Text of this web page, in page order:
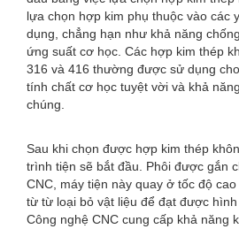
lựa chọn hợp kim phụ thuộc vào các
dụng, chẳng hạn như khả năng
ứng suất cơ học. Các hợp kim thép
316 và 416 thường được sử dụng
tính chất cơ học tuyệt vời và khả
chúng.
Sau khi chọn được hợp kim thép
trình tiện sẽ bắt đầu. Phôi được gắn
CNC, máy tiện này quay ở tốc độ
từ từ loại bỏ vật liệu để đạt được hình
Công nghệ CNC cung cấp khả năng